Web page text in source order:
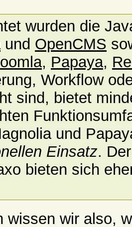
wurden die
und OpenCMS
, Papaya,
Workflow
sind, bietet
und
Einsatz.
bieten sich
wissen wir also,